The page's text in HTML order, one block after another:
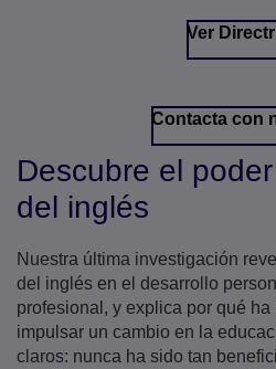
Ver
Contacta con
Descubre el
del inglés
Nuestra última investigación
del inglés en el desarrollo
profesional, y explica por qué
impulsar un cambio en la
claros: nunca ha sido tan